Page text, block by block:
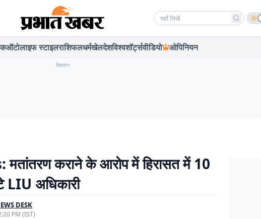
Search news
ऑटोलाइफ स्टाइलराशिफलधर्मखेलदेशविश्वशॉर्ट्सवीडियो ओपिनियन
विज्ञापन
कराने के आरोप में हिरासत में 10
LIU अधिकारी
DESK
PM (IST)